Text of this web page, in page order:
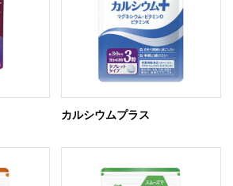
カルシウムプラス